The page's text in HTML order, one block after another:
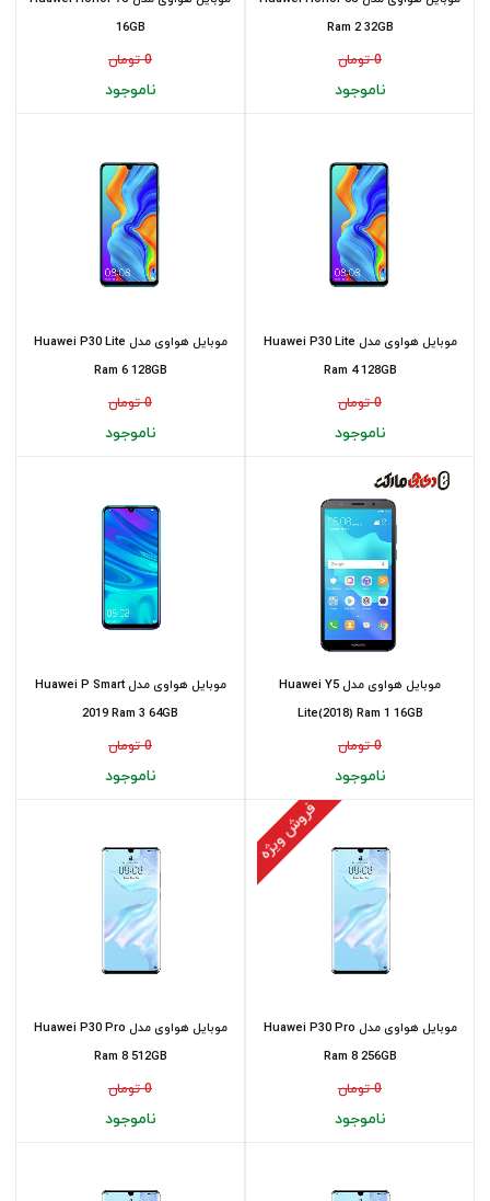
16GB
0 تومان
ناموجود
Ram 2 32GB
0 تومان
ناموجود
موبایل هواوی مدل Huawei P30 Lite
Ram 6 128GB
0 تومان
ناموجود
موبایل هواوی مدل Huawei P30 Lite
Ram 4 128GB
0 تومان
ناموجود
موبایل هواوی مدل Huawei P Smart
2019 Ram 3 64GB
0 تومان
ناموجود
موبایل هواوی مدل Huawei Y5
Lite(2018) Ram 1 16GB
0 تومان
ناموجود
موبایل هواوی مدل Huawei P30 Pro
Ram 8 512GB
0 تومان
ناموجود
فروش ویژه
موبایل هواوی مدل Huawei P30 Pro
Ram 8 256GB
0 تومان
ناموجود